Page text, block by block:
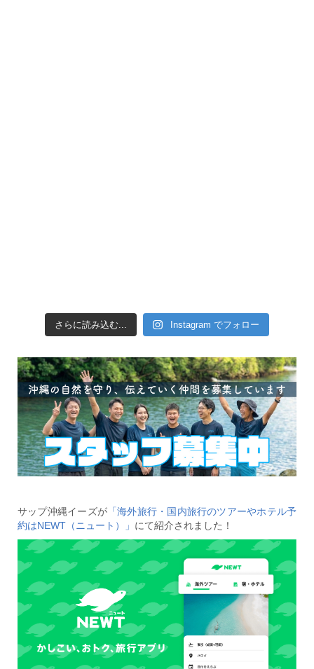
さらに読み込む... Instagram でフォロー
サップ沖縄イーズが 「海外旅行・国内旅行のツアーやホテル予
約はNEWT（ニュート）」 にて紹介されました！